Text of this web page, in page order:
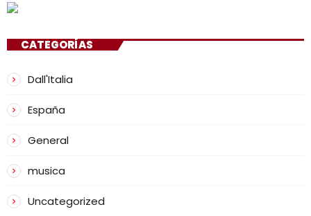
CATEGORÍAS
Dall'Italia
España
General
musica
Uncategorized